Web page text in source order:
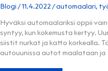
Blogi /11.4.2022 /automaalari,
Hyväksi automaalariksi oppii
syntyy, kun kokemusta kertyy.
siistit nurkat ja katto korkealla.
autouunissa autot maalataan ja